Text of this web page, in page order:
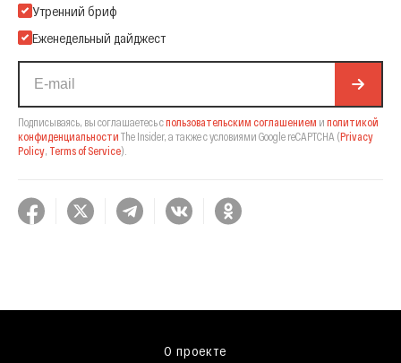
Подпишитесь на нашу Email-рассылку
Утренний бриф
Еженедельный дайджест
Подписываясь, вы соглашаетесь спользовательским соглашением и политикой
конфиденциальности The Insider, а также с условиями Google reCAPTCHA (Privacy
Policy, Terms of Service).
О проекте